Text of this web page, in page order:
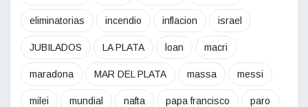
eliminatorias incendio inflacion israel
JUBILADOS LA PLATA loan macri
maradona MAR DEL PLATA massa messi
milei mundial nafta papa francisco paro